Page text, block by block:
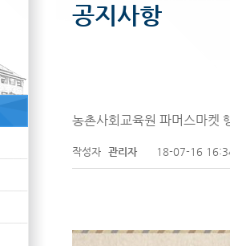
공지사항
농촌사회교육원 파머스마켓
작성자 관리자 18-07-16